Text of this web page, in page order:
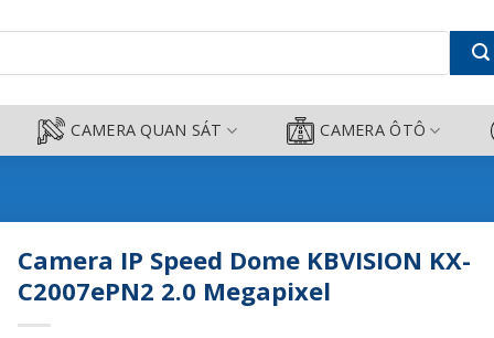
C2007ePN2 2.0 Megapixel -
CAMERA QUAN SÁT CAMERA ÔTÔ
Camera IP Speed Dome KBVISION KX-
C2007ePN2 2.0 Megapixel